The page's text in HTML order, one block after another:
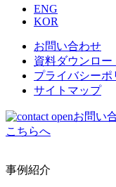
ENG
KOR
お問い合わせ
資料ダウンロー
プライバシーポ
サイトマップ
お問い
こちらへ
事例紹介